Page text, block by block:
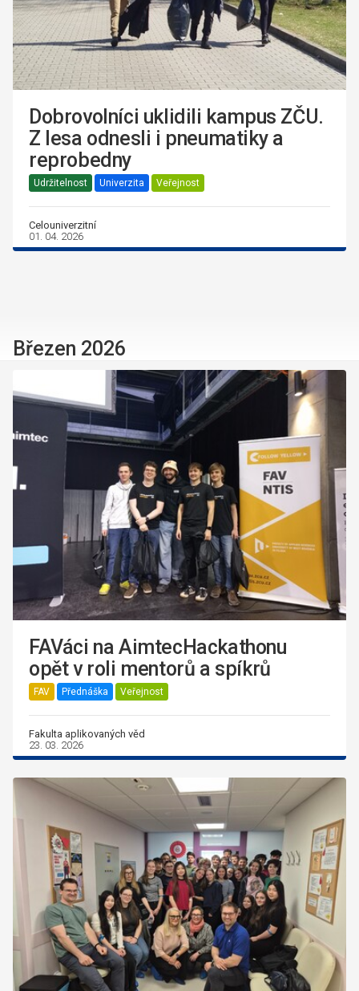
Dobrovolníci uklidili kampus ZČU.
Z lesa odnesli i pneumatiky a
reprobedny
Udržitelnost Univerzita Veřejnost
Celouniverzitní
01. 04. 2026
Březen 2026
FAVáci na AimtecHackathonu
opět v roli mentorů a spíkrů
FAV Přednáška Veřejnost
Fakulta aplikovaných věd
23. 03. 2026